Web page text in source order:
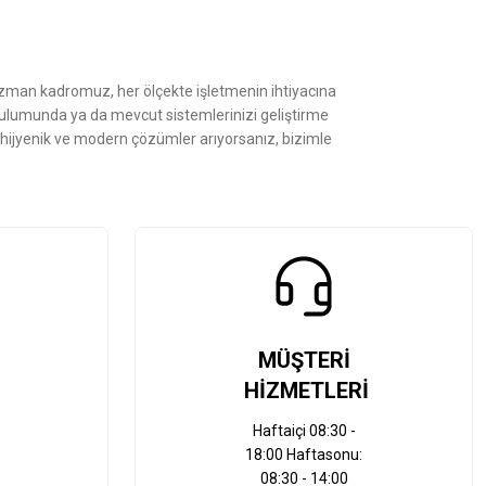
kadromuz, her ölçekte işletmenin ihtiyacına
ya da mevcut sistemlerinizi geliştirme
ve modern çözümler arıyorsanız, bizimle
MÜŞTERİ
HİZMETLERİ
Haftaiçi 08:30 -
18:00 Haftasonu:
08:30 - 14:00